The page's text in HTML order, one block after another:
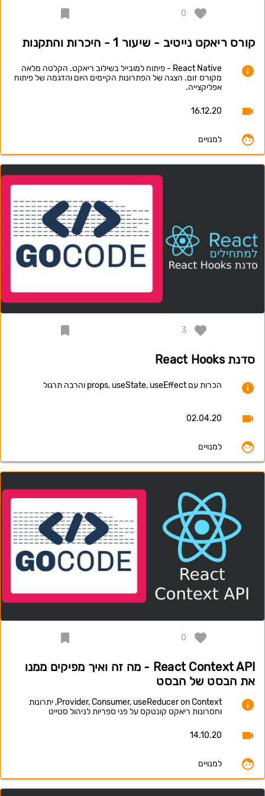
0
קורס ריאקט נייטיב - שיעור 1 - היכרות והתקנות
React Native - פיתוח למובייל בשילוב ריאקט. הקלטה מלאה
מקורס זום. הצגה של הפתרונות הקיימים היום והדגמה של פיתוח
אפליקצייה.
16.12.20
למנויים
3
סדנת React Hooks
הכרות עם props, useState, useEffect והרבה תרגול
02.04.20
למנויים
0
React Context API - מה זה ואיך מפיקים ממנו
את הבסט של הבסט
Provider, Consumer, useReducer on Context, יתרונות
וחסרונות ריאקט קונטקס על פני ספריות לניהול סטייט
14.10.20
למנויים